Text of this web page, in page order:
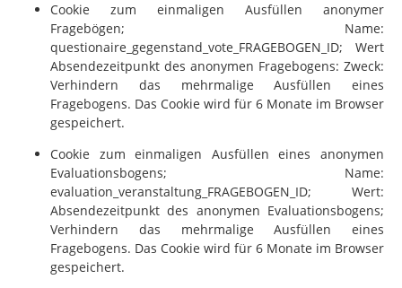
Cookie zum einmaligen Ausfüllen anonymer
Fragebögen; Name:
questionaire_gegenstand_vote_FRAGEBOGEN_ID; Wert
Absendezeitpunkt des anonymen Fragebogens: Zweck:
Verhindern das mehrmalige Ausfüllen eines
Fragebogens. Das Cookie wird für 6 Monate im Browser
gespeichert.
Cookie zum einmaligen Ausfüllen eines anonymen
Evaluationsbogens; Name:
evaluation_veranstaltung_FRAGEBOGEN_ID; Wert:
Absendezeitpunkt des anonymen Evaluationsbogens;
Verhindern das mehrmalige Ausfüllen eines
Fragebogens. Das Cookie wird für 6 Monate im Browser
gespeichert.